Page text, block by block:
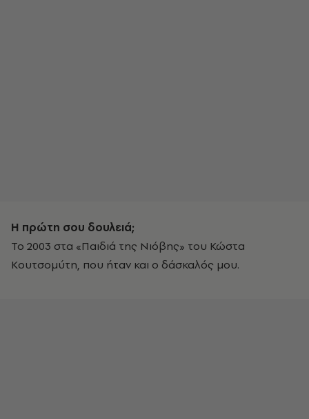
Η πρώτη σου δουλειά;
To 2003 στα «Παιδιά της Νιόβης» του Κώστα
Κουτσομύτη, που ήταν και ο δάσκαλός μου.